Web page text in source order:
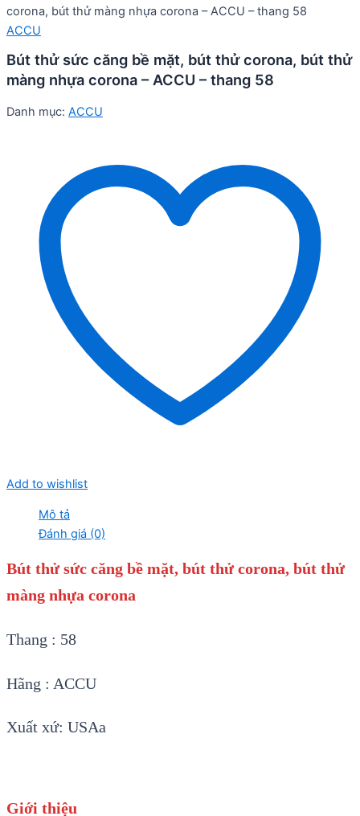
corona, bút thử màng nhựa corona – ACCU – thang 58
ACCU
Bút thử sức căng bề mặt, bút thử corona, bút thử
màng nhựa corona – ACCU – thang 58
Danh mục: ACCU
Add to wishlist
Mô tả
Đánh giá (0)
Bút thử sức căng bề mặt, bút thử corona, bút thử
màng nhựa corona
Thang : 58
Hãng : ACCU
Xuất xứ: USAa
Giới thiệu